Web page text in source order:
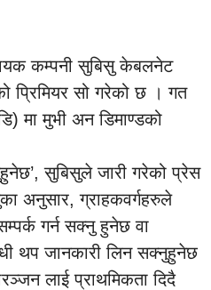
कम्पनी सुबिसु केबलनेट
प्रिमियर सो गरेको छ । गत
मा मुभी अन डिमाण्डको
सुबिसुले जारी गरेको प्रेस
अनुसार, ग्राहकवर्गहरुले
गर्न सक्नु हुनेछ वा
थप जानकारी लिन सक्नुहुनेछ
लाई प्राथमिकता दिदै